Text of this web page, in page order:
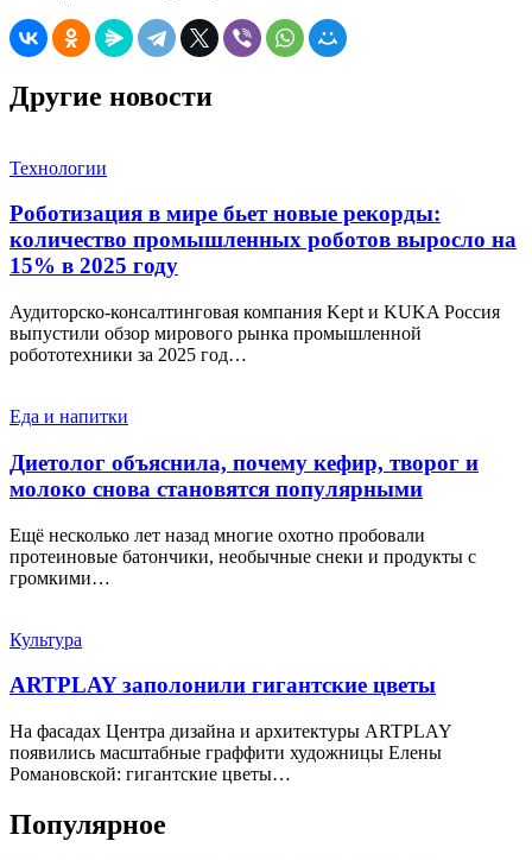
Другие новости
Технологии
Роботизация в мире бьет новые рекорды:
количество промышленных роботов выросло на
15% в 2025 году
Аудиторско-консалтинговая компания Kept и KUKA Россия
выпустили обзор мирового рынка промышленной
робототехники за 2025 год…
Еда и напитки
Диетолог объяснила, почему кефир, творог и
молоко снова становятся популярными
Ещё несколько лет назад многие охотно пробовали
протеиновые батончики, необычные снеки и продукты с
громкими…
Культура
ARTPLAY заполонили гигантские цветы
На фасадах Центра дизайна и архитектуры ARTPLAY
появились масштабные граффити художницы Елены
Романовской: гигантские цветы…
Популярное